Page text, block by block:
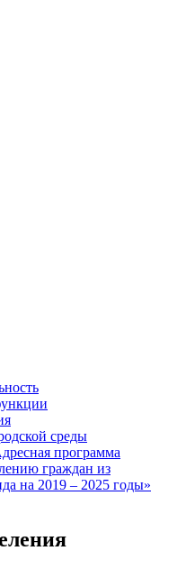
среды
программа
граждан из
на 2019 – 2025 годы»